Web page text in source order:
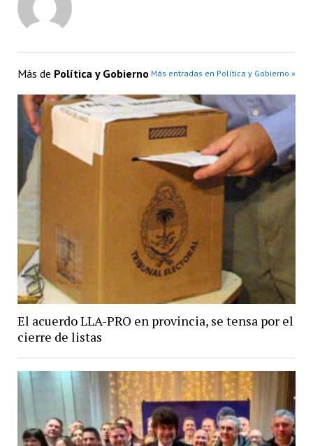
Más de Política y Gobierno Más entradas en Política y Gobierno »
El acuerdo LLA-PRO en provincia, se tensa por el
cierre de listas